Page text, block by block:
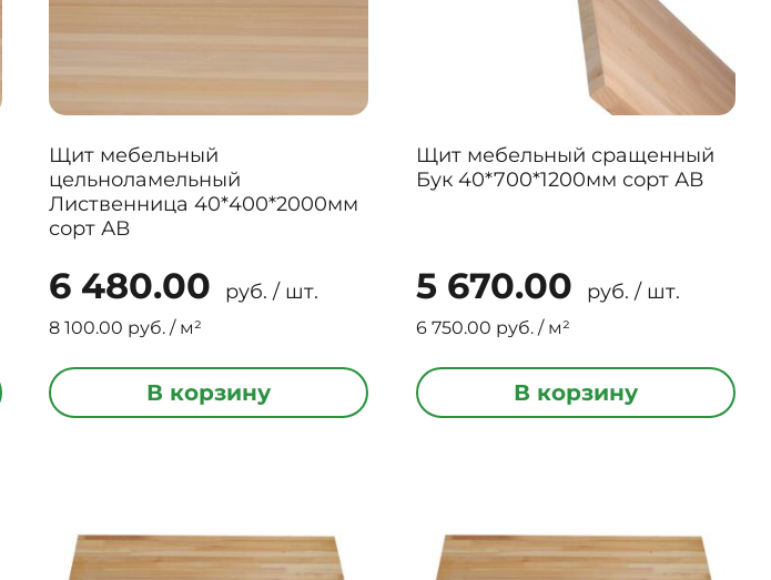
Щит мебельный
цельноламельный
Лиственница 40*400*2000мм
сорт АВ
6 480.00 руб. / шт.
8 100.00 руб. / м²
В корзину
Щит мебельный сращенный
Бук 40*700*1200мм сорт АВ
5 670.00 руб. / шт.
6 750.00 руб. / м²
В корзину